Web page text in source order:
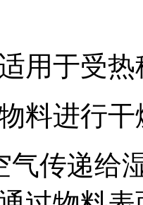
用于受
料进行
气传递给